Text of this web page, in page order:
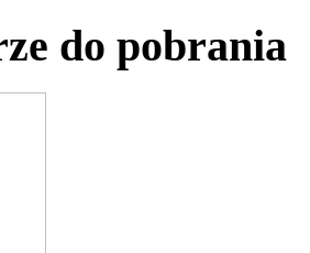
do pobrania